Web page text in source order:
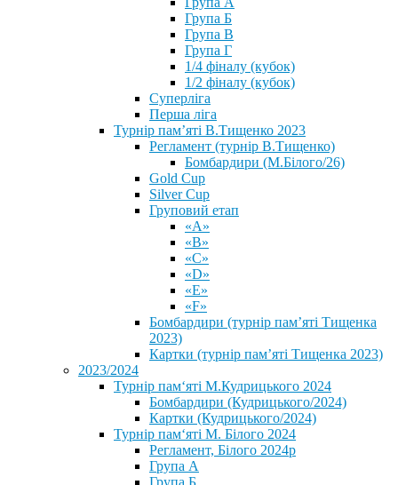
Група Б
Група В
Група Г
1/4 фіналу (кубок)
1/2 фіналу (кубок)
Суперліга
Перша ліга
Турнір пам’яті В.Тищенко 2023
Регламент (турнір В.Тищенко)
Бомбардири (М.Білого/26)
Gold Cup
Silver Cup
Груповий етап
«А»
«В»
«С»
«D»
«Е»
«F»
Бомбардири (турнір пам’яті Тищенка
2023)
Картки (турнір пам’яті Тищенка 2023)
2023/2024
⁨Турнір пам‘яті М.Кудрицького 2024
Бомбардири (Кудрицького/2024)
Картки (Кудрицького/2024)
⁨Турнір пам‘яті М. Білого 2024⁩
Регламент, Білого 2024р
Група А
Група Б